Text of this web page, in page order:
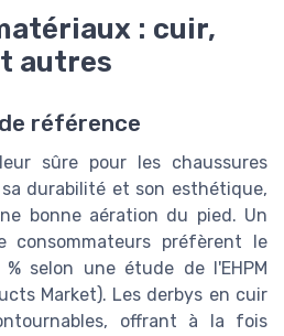
: cuir,
autres
référence
sûre pour les chaussures
durabilité et son esthétique,
bonne aération du pied. Un
consommateurs préfèrent le
selon une étude de l'EHPM
Market). Les derbys en cuir
offrant à la fois